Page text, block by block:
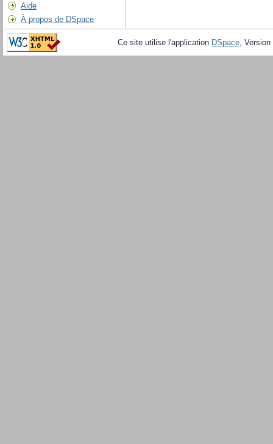
Aide
À propos de DSpace
Ce site utilise l'application DSpace,